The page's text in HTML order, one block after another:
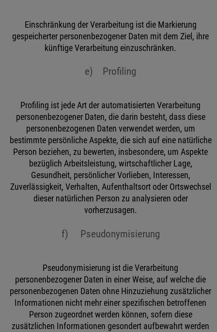
Einschränkung der Verarbeitung ist die Markierung
gespeicherter personenbezogener Daten mit dem Ziel, ihre
künftige Verarbeitung einzuschränken.
e) Profiling
Profiling ist jede Art der automatisierten Verarbeitung
personenbezogener Daten, die darin besteht, dass diese
personenbezogenen Daten verwendet werden, um
bestimmte persönliche Aspekte, die sich auf eine natürliche
Person beziehen, zu bewerten, insbesondere, um Aspekte
bezüglich Arbeitsleistung, wirtschaftlicher Lage,
Gesundheit, persönlicher Vorlieben, Interessen,
Zuverlässigkeit, Verhalten, Aufenthaltsort oder Ortswechsel
dieser natürlichen Person zu analysieren oder
vorherzusagen.
f) Pseudonymisierung
Pseudonymisierung ist die Verarbeitung
personenbezogener Daten in einer Weise, auf welche die
personenbezogenen Daten ohne Hinzuziehung zusätzlicher
Informationen nicht mehr einer spezifischen betroffenen
Person zugeordnet werden können, sofern diese
zusätzlichen Informationen gesondert aufbewahrt werden